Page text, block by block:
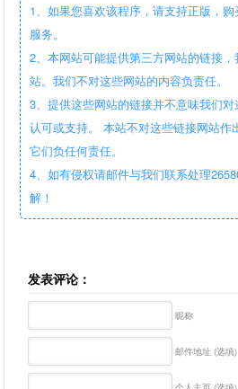
1、如果您喜欢该程序，请支持正版，
服务。
2、本网站可能提供第三方网站的链接
站。我们不对这些网站的内容负责任。
3、提供这些网站的链接并不意味我们
认可或支持。 本站不对这些链接网站作
它们负任何责任。
4、如有侵权请邮件与我们联系处理
解！
发表评论：
昵称
邮件地址 (选填)